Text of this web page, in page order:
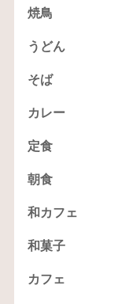
焼鳥
うどん
そば
カレー
定食
朝食
和カフェ
和菓子
カフェ